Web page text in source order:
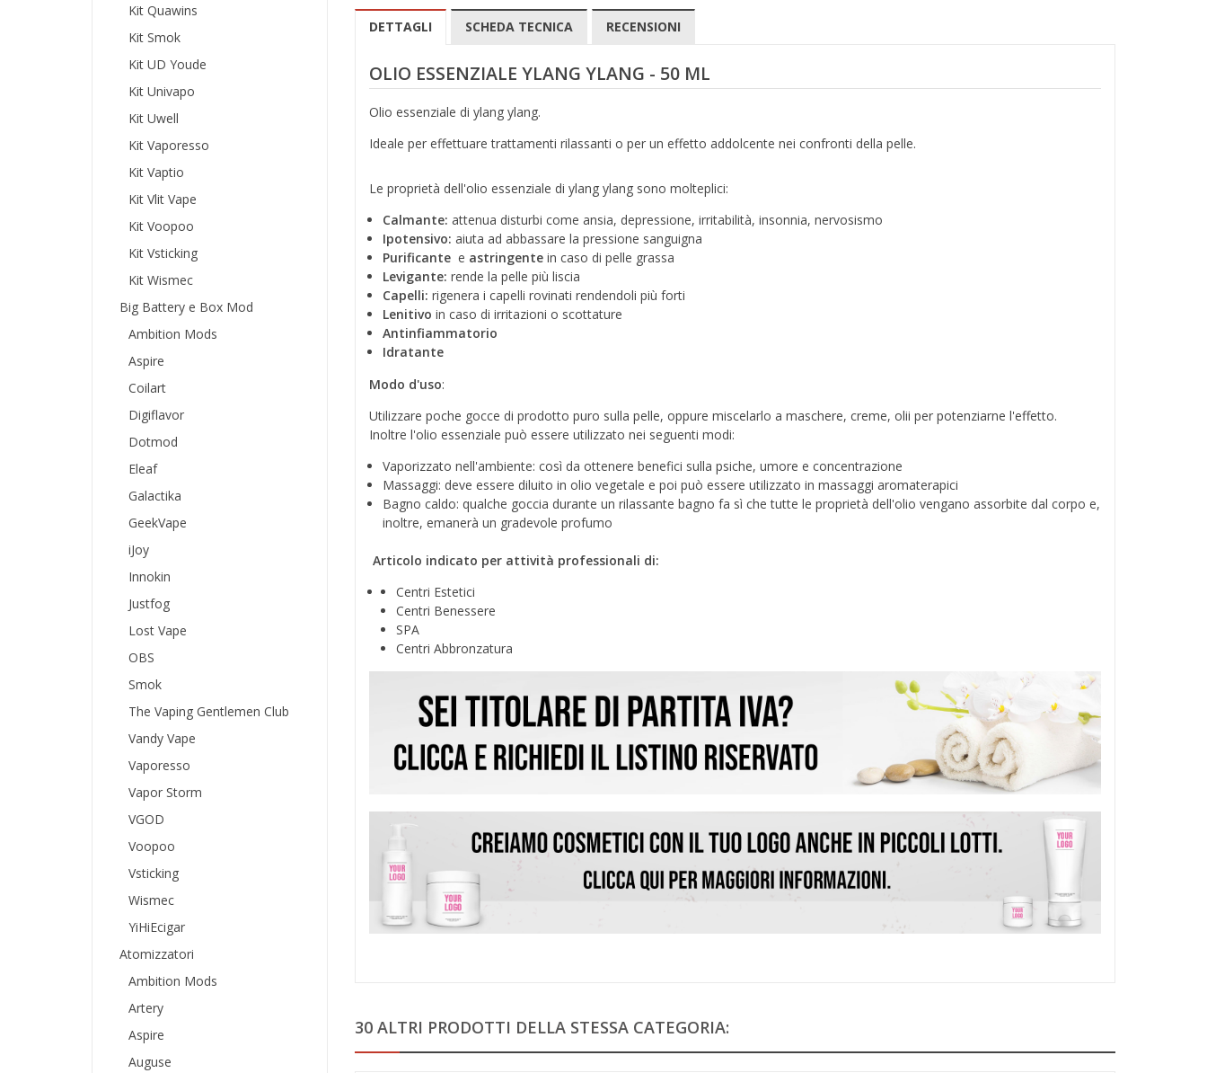
Kit Quawins
Kit Smok
Kit UD Youde
Kit Univapo
Kit Uwell
Kit Vaporesso
Kit Vaptio
Kit Vlit Vape
Kit Voopoo
Kit Vsticking
Kit Wismec
Big Battery e Box Mod
Ambition Mods
Aspire
Coilart
Digiflavor
Dotmod
Eleaf
Galactika
GeekVape
iJoy
Innokin
Justfog
Lost Vape
OBS
Smok
The Vaping Gentlemen Club
Vandy Vape
Vaporesso
Vapor Storm
VGOD
Voopoo
Vsticking
Wismec
YiHiEcigar
Atomizzatori
Ambition Mods
Artery
Aspire
Auguse
DETTAGLI SCHEDA TECNICA RECENSIONI
OLIO ESSENZIALE YLANG YLANG - 50 ML
Olio essenziale di ylang ylang.
Ideale per effettuare trattamenti rilassanti o per un effetto addolcente nei confronti della pelle.
Le proprietà dell'olio essenziale di ylang ylang sono molteplici:
Calmante: attenua disturbi come ansia, depressione, irritabilità, insonnia, nervosismo
Ipotensivo: aiuta ad abbassare la pressione sanguigna
Purificantee astringentein caso di pelle grassa
Levigante: rende la pelle più liscia
Capelli: rigenera i capelli rovinati rendendoli più forti
Lenitivo in caso di irritazioni o scottature
Antinfiammatorio
Idratante
Modo d'uso:
Utilizzare poche gocce di prodotto puro sulla pelle, oppure miscelarlo a maschere, creme, olii per potenziarne l'effetto.
Inoltre l'olio essenziale può essere utilizzato nei seguenti modi:
Vaporizzato nell'ambiente: così da ottenere benefici sulla psiche, umore e concentrazione
Massaggi: deve essere diluito in olio vegetale e poi può essere utilizzato in massaggi aromaterapici
Bagno caldo: qualche goccia durante un rilassante bagno fa sì che tutte le proprietà dell'olio vengano assorbite dal corpo e,
inoltre, emanerà un gradevole profumo
Articolo indicato per attività professionali di:
Centri Estetici
Centri Benessere
SPA
Centri Abbronzatura
30 ALTRI PRODOTTI DELLA STESSA CATEGORIA: